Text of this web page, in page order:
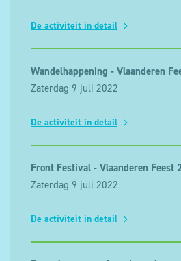
De activiteit in detail
Wandelhappening - Vlaanderen
Zaterdag 9 juli 2022
De activiteit in detail
Front Festival - Vlaanderen Feest
Zaterdag 9 juli 2022
De activiteit in detail